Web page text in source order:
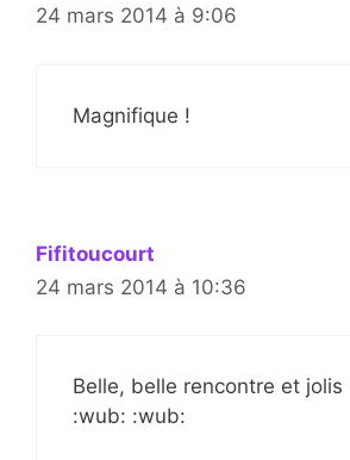
24 mars 2014 à 9:06
Magnifique !
Fifitoucourt
24 mars 2014 à 10:36
Belle, belle rencontre et jolis
:wub: :wub: